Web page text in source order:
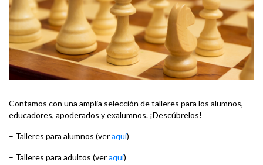
Contamos con una amplia selección de talleres para los alumnos,
educadores, apoderados y exalumnos. ¡Descúbrelos!
– Talleres para alumnos (veraquí)
– Talleres para adultos (veraquí)